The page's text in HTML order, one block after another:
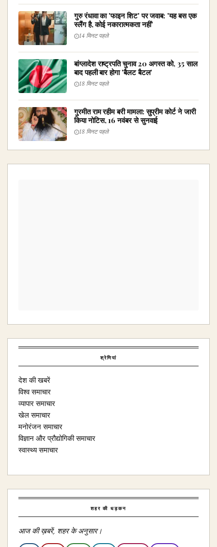
गुरु रंधावा का 'फाइन शिट' पर जवाब: 'यह बस एक
स्लैंग है, कोई नकारात्मकता नहीं'
14 मिनट पहले
बांग्लादेश राष्ट्रपति चुनाव 20 अगस्त को, 35 साल
बाद पहली बार होगा 'बैलट बैटल'
18 मिनट पहले
गुरमीत राम रहीम बरी मामला: सुप्रीम कोर्ट ने जारी
किया नोटिस, 16 नवंबर से सुनवाई
18 मिनट पहले
श्रेणियां
देश की खबरें
विश्व समाचार
व्यापार समाचार
खेल समाचार
मनोरंजन समाचार
विज्ञान और प्रौद्योगिकी समाचार
स्वास्थ्य समाचार
शहर की धड़कन
आज की ख़बरें, शहर के अनुसार।